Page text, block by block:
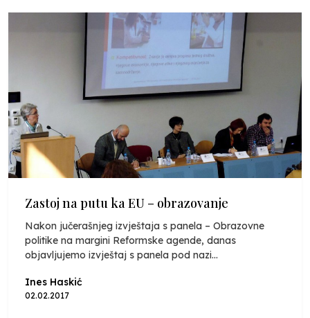
Zastoj na putu ka EU – obrazovanje
Nakon jučerašnjeg izvještaja s panela – Obrazovne
politike na margini Reformske agende, danas
objavljujemo izvještaj s panela pod nazi...
Ines Haskić
02.02.2017